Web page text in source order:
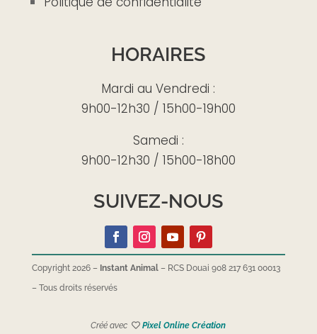
HORAIRES
Mardi au Vendredi :
9h00-12h30 / 15h00-19h00
Samedi :
9h00-12h30 / 15h00-18h00
SUIVEZ-NOUS
Copyright 2026 – Instant Animal– RCS Douai 908 217 631 00013
– Tous droits réservés
Créé avec Pixel Online Création